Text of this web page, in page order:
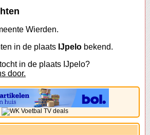
Wierden.
in de plaats IJpelo bekend.
in de plaats IJpelo?
door.